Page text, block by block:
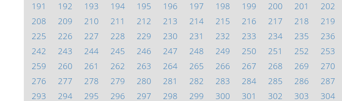
191
192 193 194 195 196 197 198 199 200 201 202
208
209 210 211 212 213 214 215 216 217 218 219
225
226 227 228 229 230 231 232 233 234 235 236
242
243 244 245 246 247 248 249 250 251 252 253
259
260 261 262 263 264 265 266 267 268 269 270
276
277 278 279 280 281 282 283 284 285 286 287
293
294 295 296 297 298 299 300 301 302 303 304